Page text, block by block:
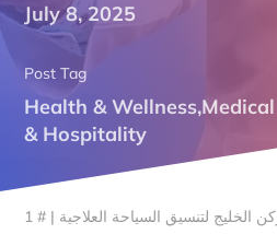
July 8, 2025
Post Tag
Health & Wellness,
& Hospitality
الرئيسية – أهلا بكم في ركن الخليج لتنسيق السياحة العلاجية | # 1